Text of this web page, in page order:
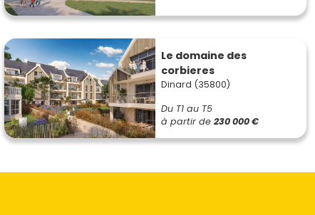
Le domaine des
corbieres
Dinard (35800)
Du T1 au T5
à partir de 230 000 €